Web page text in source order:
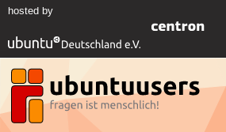
hosted by